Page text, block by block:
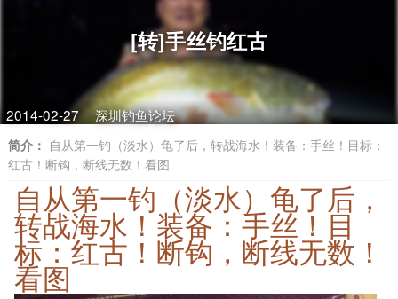
[转]手丝钓红古
2014-02-27 深圳钓鱼论坛
简介： 自从第一钓（淡水）龟了后，转战海水！装备：手丝！目标：
红古！断钩，断线无数！看图
自从第一钓（淡水）龟了后，
转战海水！装备：手丝！目
标：红古！断钩，断线无数！
看图